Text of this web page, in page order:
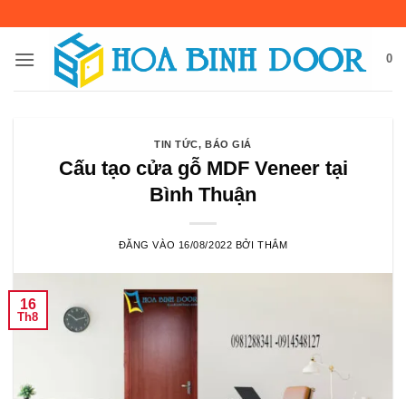
nội
0
TIN TỨC,BÁO GIÁ
Cấu tạo cửa gỗ MDF Veneer tại
Bình Thuận
ĐĂNG VÀO 16/08/2022 BỞITHẮM
16
Th8